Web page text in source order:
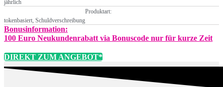
jährlich
Produktart:
tokenbasiert, Schuldverschreibung
Bonusinformation:
100 Euro Neukundenrabatt via Bonuscode nur für kurze Zeit
DIREKT ZUM ANGEBOT*